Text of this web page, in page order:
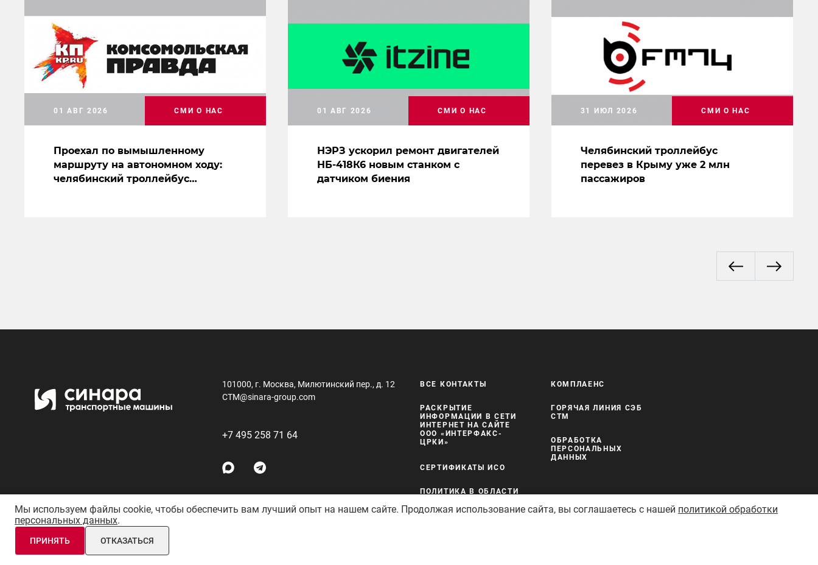
Проехал по вымышленному
маршруту на автономном ходу:
челябинский троллейбус
01 АВГ 2026 СМИ О НАС
НЭРЗ ускорил ремонт двигателей
НБ-418К6 новым станком с
датчиком биения
01 АВГ 2026 СМИ О НАС
Челябинский троллейбус
перевез в Крыму уже 2 млн
пассажиров
31 ИЮЛ 2026 СМИ О НАС
101000, г. Москва, Милютинский пер., д. 12
CTM@sinara-group.com
+7 495 258 71 64
ВСЕ КОНТАКТЫ
РАСКРЫТИЕ
ИНФОРМАЦИИ В СЕТИ
ИНТЕРНЕТ НА САЙТЕ
ООО «ИНТЕРФАКС-
ЦРКИ»
СЕРТИФИКАТЫ ИСО
ПОЛИТИКА В ОБЛАСТИ
БЕЗОПАСНОСТИ
КОМПЛАЕНС
ГОРЯЧАЯ ЛИНИЯ СЭБ
СТМ
ОБРАБОТКА
ПЕРСОНАЛЬНЫХ
ДАННЫХ
АО «Синара-Транспортные Машины» © 2011–26 Все права защищены
Мы используем файлы cookie, чтобы обеспечить вам лучший опыт на нашем сайте. Продолжая использование сайта, вы соглашаетесь с нашей политикой обработки
персональных данных.
ПРИНЯТЬ ОТКАЗАТЬСЯ